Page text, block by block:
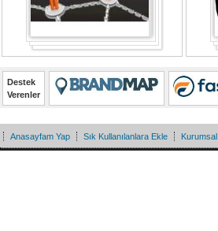
Destek
Verenler
Anasayfam Yap Sık Kullanılanlara Ekle Kurumsal